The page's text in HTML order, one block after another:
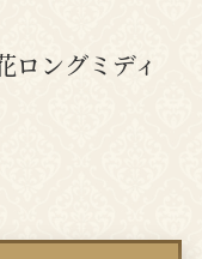
ロングミディ